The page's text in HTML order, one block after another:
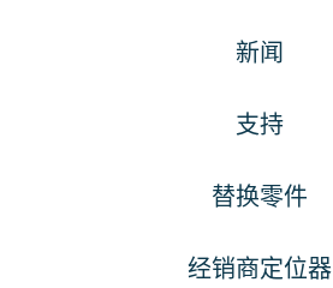
新闻
支持
替换零件
经销商定位器